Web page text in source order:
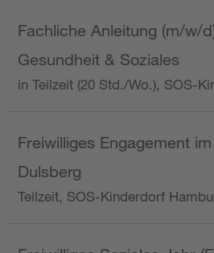
Fachliche Anleitung (m/w/
Gesundheit & Soziales
in Teilzeit (20 Std./Wo.), SOS-
Freiwilliges Engagement
Dulsberg
Teilzeit, SOS-Kinderdorf